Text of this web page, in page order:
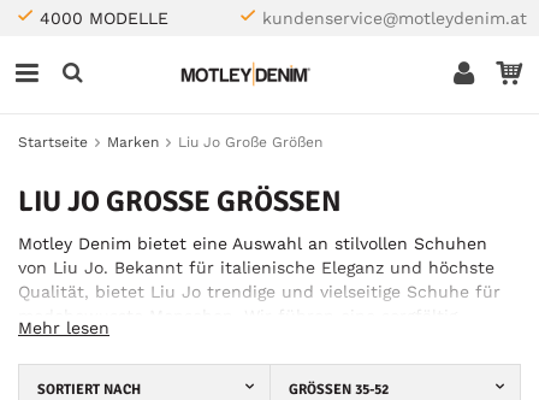
4000 MODELLE kundenservice@motleydenim.at
Startseite Marken Liu Jo Große Größen
LIU JO GROSSE GRÖSSEN
Motley Denim bietet eine Auswahl an stilvollen Schuhen
von Liu Jo. Bekannt für italienische Eleganz und höchste
Qualität, bietet Liu Jo trendige und vielseitige Schuhe für
ausgewählte Kollektion von Liu Jo Schuhen in
verschiedenen Stilen und Größen.
Mehr lesen
SORTIERT NACH GRÖSSEN 35-52